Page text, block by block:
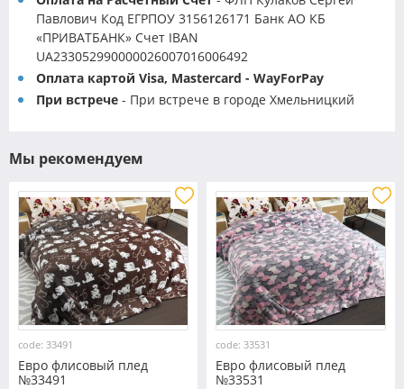
Павлович Код ЕГРПОУ 3156126171 Банк АО КБ
«ПРИВАТБАНК» Счет IBAN
UA233052990000026007016006492
Оплата картой Visa, Mastercard - WayForPay
При встрече - При встрече в городе Хмельницкий
Мы рекомендуем
code: 33491
Евро флисовый плед
№33491
code: 33531
Евро флисовый плед
№33531